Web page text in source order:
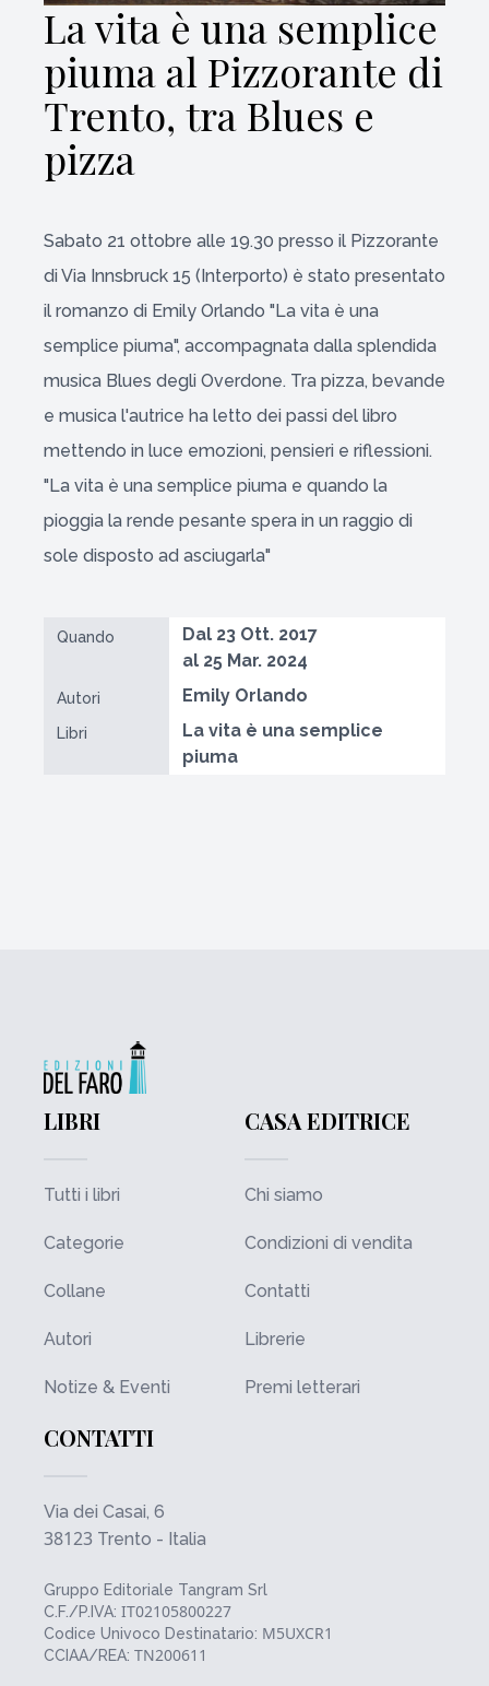
La vita è una semplice
piuma al Pizzorante di
Trento, tra Blues e
pizza
Sabato 21 ottobre alle 19.30 presso il Pizzorante
di Via Innsbruck 15 (Interporto) è stato presentato
il romanzo di Emily Orlando "La vita è una
semplice piuma", accompagnata dalla splendida
musica Blues degli Overdone. Tra pizza, bevande
e musica l'autrice ha letto dei passi del libro
mettendo in luce emozioni, pensieri e riflessioni.
"La vita è una semplice piuma e quando la
pioggia la rende pesante spera in un raggio di
sole disposto ad asciugarla"
Quando
Dal 23 Ott. 2017
al 25 Mar. 2024
Autori Emily Orlando
Libri
La vita è una semplice
piuma
LIBRI
Tutti i libri
Categorie
Collane
Autori
Notize & Eventi
CASA EDITRICE
Chi siamo
Condizioni di vendita
Contatti
Librerie
Premi letterari
CONTATTI
Via dei Casai, 6
38123 Trento - Italia
Gruppo Editoriale Tangram Srl
C.F./P.IVA: IT02105800227
Codice Univoco Destinatario: M5UXCR1
CCIAA/REA: TN200611